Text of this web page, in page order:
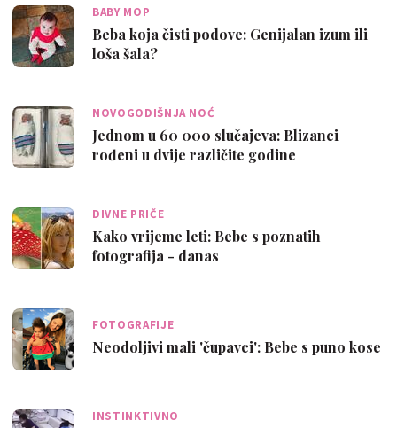
BABY MOP
Beba koja čisti podove: Genijalan izum ili
loša šala?
NOVOGODIŠNJA NOĆ
Jednom u 60 000 slučajeva: Blizanci
rođeni u dvije različite godine
DIVNE PRIČE
Kako vrijeme leti: Bebe s poznatih
fotografija - danas
FOTOGRAFIJE
Neodoljivi mali 'čupavci': Bebe s puno kose
INSTINKTIVNO